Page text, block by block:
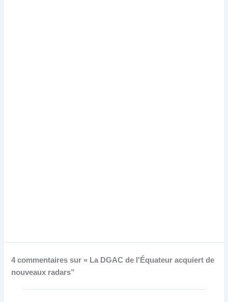
4 commentaires sur « La DGAC de l'Équateur acquiert de
nouveaux radars”